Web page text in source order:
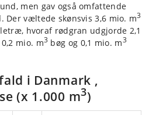
men gav også omfattende
Der væltede skønsvis 3,6 mio. m3
hvoraf rødgran udgjorde 2,1
mio. m3 bøg og 0,1 mio. m3
i Danmark ,
(x 1.000 m3)